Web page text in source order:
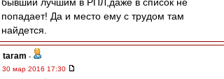
попадает! Да и место ему с трудом там
найдется.
taram -
30 мар 2016 17:30